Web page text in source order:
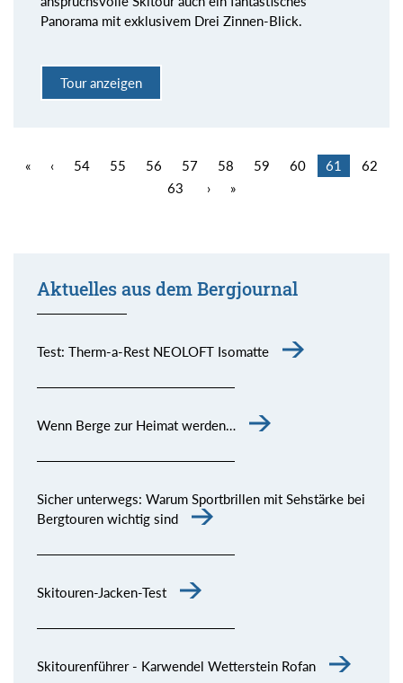
Panorama mit exklusivem Drei Zinnen-Blick.
Tour anzeigen
« ‹ 54 55 56 57 58 59 60 61
62
63
› »
Aktuelles aus dem Bergjournal
Test: Therm-a-Rest NEOLOFT Isomatte
Wenn Berge zur Heimat werden…
Sicher unterwegs: Warum Sportbrillen mit Sehstärke bei
Bergtouren wichtig sind
Skitouren-Jacken-Test
Skitourenführer - Karwendel Wetterstein Rofan